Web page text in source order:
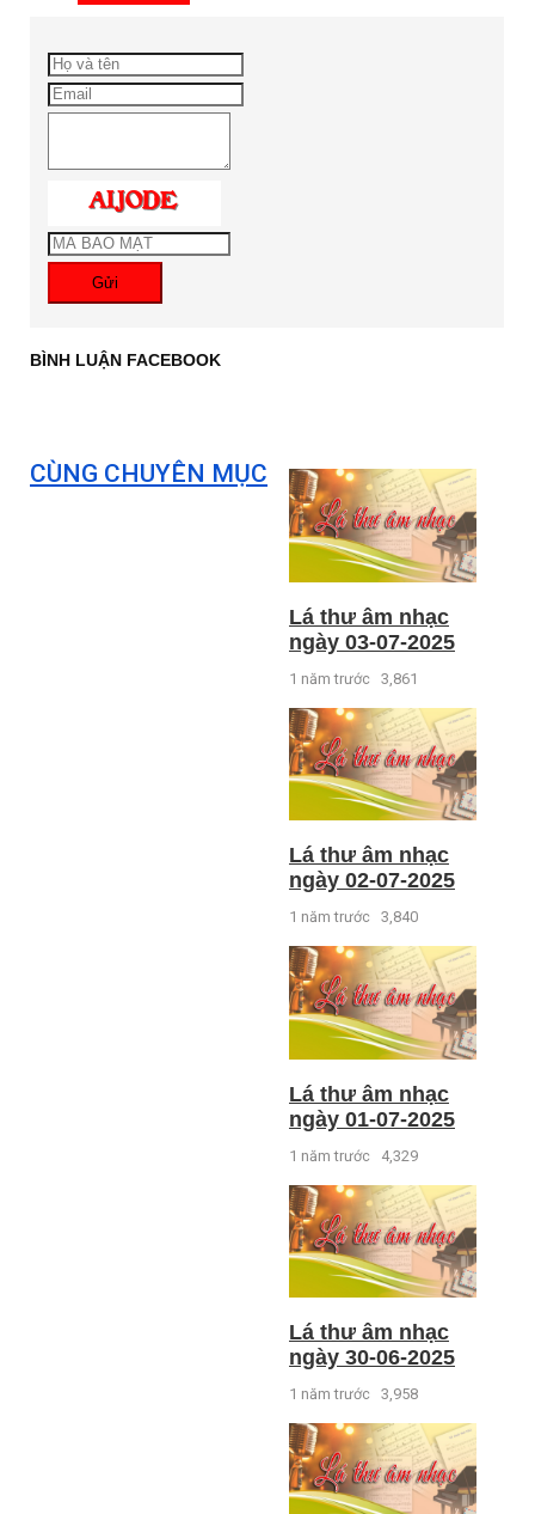
Gửi
BÌNH LUẬN FACEBOOK
CÙNG CHUYÊN MỤC
Lá thư âm nhạc
ngày 03-07-2025
1 năm trước 3,861
Lá thư âm nhạc
ngày 02-07-2025
1 năm trước 3,840
Lá thư âm nhạc
ngày 01-07-2025
1 năm trước 4,329
Lá thư âm nhạc
ngày 30-06-2025
1 năm trước 3,958